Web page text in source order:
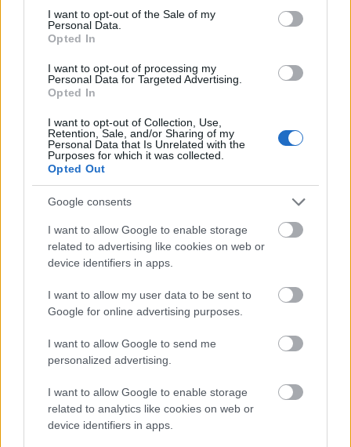
consent section.
I want to opt-out of the Sale of my
Personal Data.
Opted In
I want to opt-out of processing my
Personal Data for Targeted Advertising.
Opted In
I want to opt-out of Collection, Use,
Retention, Sale, and/or Sharing of my
Personal Data that Is Unrelated with the
Purposes for which it was collected.
Opted Out
Google consents
I want to allow Google to enable storage
related to advertising like cookies on web or
device identifiers in apps.
I want to allow my user data to be sent to
Google for online advertising purposes.
I want to allow Google to send me
personalized advertising.
I want to allow Google to enable storage
related to analytics like cookies on web or
device identifiers in apps.
4. Cenusareasa
Daca te-a cucerit povestea Cenusaresei, atunci o
poti trai, la propriu, in ziua nuntii tale. Iti trebuie
insa o rochie de bal, care sa te introduca mai bine
in atmosfera. Corsetul din catifea este realizat
dupa model baroc care imbina broderia alba cu
perle si margele din belsug. De remarcat sunt mai
ales nuantele de albastru in degrade.